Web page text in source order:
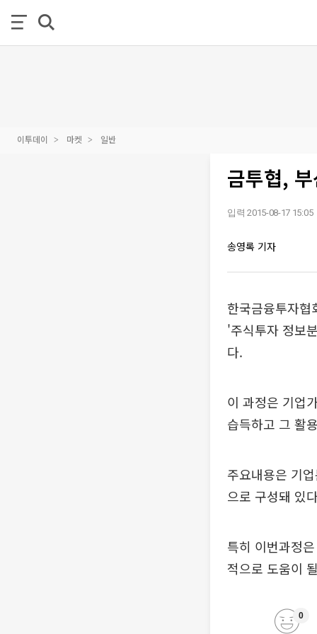
이투데이 마켓 일반
금투협,
입력 2015-08-17 15:05
송영록 기자
한국금융투자
'주식투자 정보
다.
이 과정은 기업
습득하고 그 활
주요내용은 기
으로 구성돼 있
특히 이번과정
적으로 도움이
0